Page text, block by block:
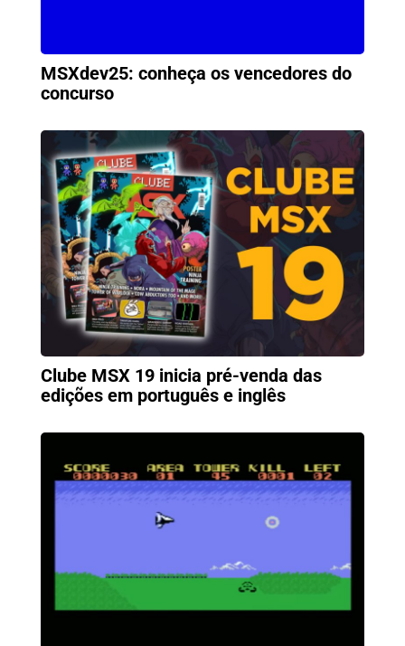
MSXdev25: conheça os vencedores do
concurso
Clube MSX 19 inicia pré-venda das
edições em português e inglês